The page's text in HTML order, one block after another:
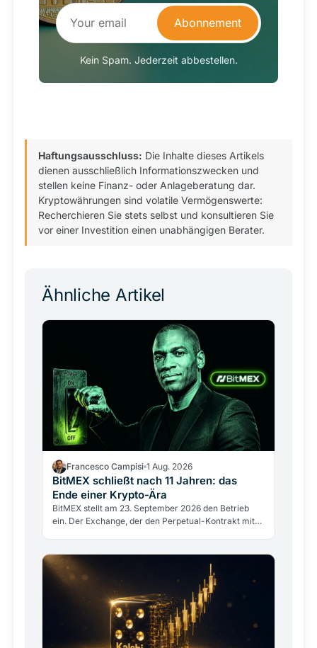
Abonnement
Kein Spam. Jederzeit abbestellen.
Haftungsausschluss: Die Inhalte dieses Artikels
dienen ausschließlich Informationszwecken und
stellen keine Finanz- oder Anlageberatung dar.
Kryptowährungen sind volatile Vermögenswerte:
Recherchieren Sie stets selbst und konsultieren Sie
vor einer Investition einen unabhängigen Berater.
Ähnliche Artikel
Francesco Campisi 1 Aug. 2026
BitMEX schließt nach 11 Jahren: das
Ende einer Krypto-Ära
BitMEX stellt am 23. September 2026 den Betrieb
ein. Der Exchange, der den Perpetual-Kontrakt mit